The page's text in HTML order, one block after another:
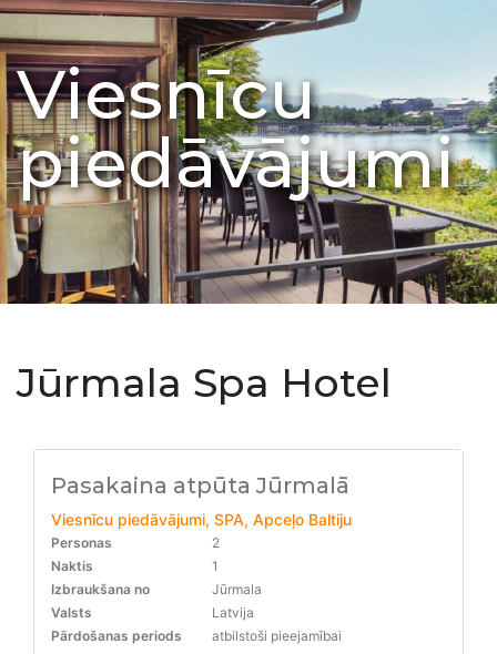
Viesnīcu
piedāvājumi
Jūrmala Spa Hotel
Pasakaina atpūta Jūrmalā
Viesnīcu piedāvājumi, SPA, Apceļo Baltiju
Personas
2
Naktis
1
Izbraukšana no
Jūrmala
Valsts
Latvija
Pārdošanas periods
atbilstoši pieejamībai